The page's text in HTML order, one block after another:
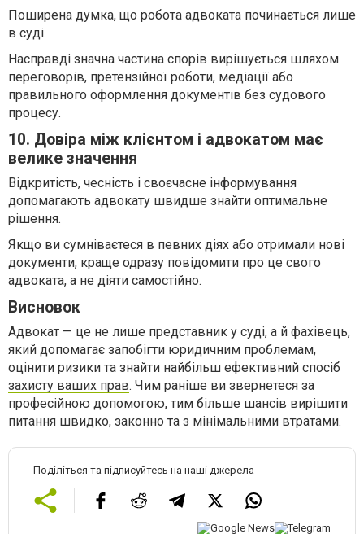
Поширена думка, що робота адвоката починається лише
в суді.
Насправді значна частина спорів вирішується шляхом
переговорів, претензійної роботи, медіації або
правильного оформлення документів без судового
процесу.
10. Довіра між клієнтом і адвокатом має
велике значення
Відкритість, чесність і своєчасне інформування
допомагають адвокату швидше знайти оптимальне
рішення.
Якщо ви сумніваєтеся в певних діях або отримали нові
документи, краще одразу повідомити про це свого
адвоката, а не діяти самостійно.
Висновок
Адвокат — це не лише представник у суді, а й фахівець,
який допомагає запобігти юридичним проблемам,
оцінити ризики та знайти найбільш ефективний спосіб
захисту ваших прав. Чим раніше ви звернетеся за
професійною допомогою, тим більше шансів вирішити
питання швидко, законно та з мінімальними втратами.
Поділіться та підписуйтесь на наші джерела